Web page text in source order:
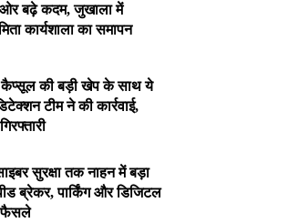
ओर बढ़े कदम, जुखाला में
कार्यशाला का समापन
कैप्सूल की बड़ी खेप के साथ ये
टीम ने की कार्रवाई,
सुरक्षा तक नाहन में बड़ा
ब्रेकर, पार्किंग और डिजिटल
फैसले